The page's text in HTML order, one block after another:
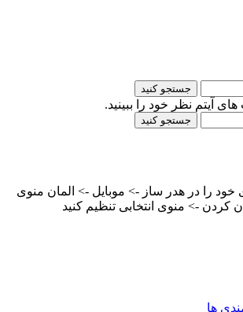
جستجو کنید
آیتم نظر خود را ببینید.
جستجو کنید
را در هدر ساز -> موبایل -> المان منوی
کردن -> منوی انتخابی تنظیم کنید
ها